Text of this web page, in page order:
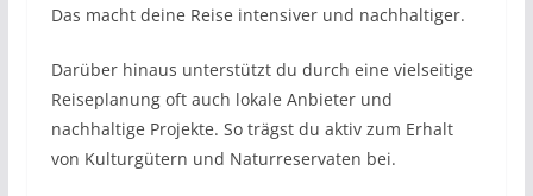
Das macht deine Reise intensiver und nachhaltiger.
Darüber hinaus unterstützt du durch eine vielseitige
Reiseplanung oft auch lokale Anbieter und
nachhaltige Projekte. So trägst du aktiv zum Erhalt
von Kulturgütern und Naturreservaten bei.